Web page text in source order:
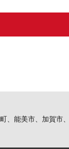
、能美市、加賀